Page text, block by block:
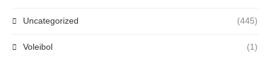
Uncategorized (445)
Voleibol (1)